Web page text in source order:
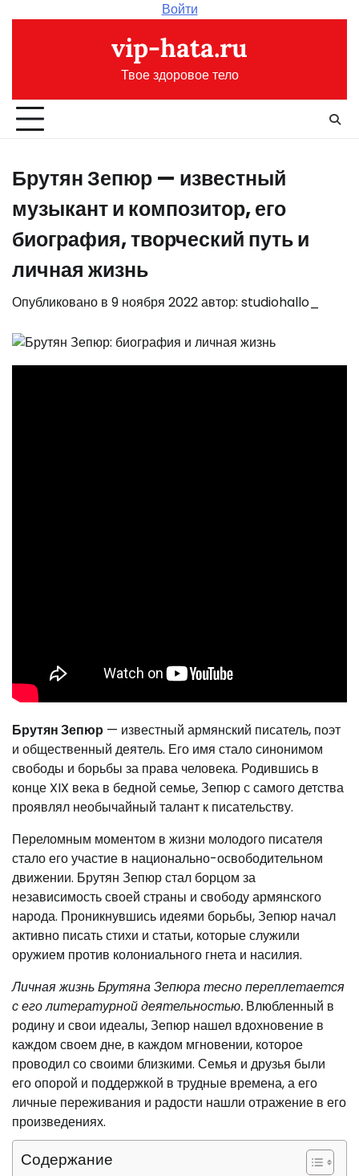
Войти
vip-hata.ru
Твое здоровое тело
Брутян Зепюр — известный
музыкант и композитор, его
биография, творческий путь и
личная жизнь
Опубликовано в 9 ноября 2022автор: studiohallo_
Брутян Зепюр — известный армянский писатель, поэт
и общественный деятель. Его имя стало синонимом
свободы и борьбы за права человека. Родившись в
конце XIX века в бедной семье, Зепюр с самого детства
проявлял необычайный талант к писательству.
Переломным моментом в жизни молодого писателя
стало его участие в национально-освободительном
движении. Брутян Зепюр стал борцом за
независимость своей страны и свободу армянского
народа. Проникнувшись идеями борьбы, Зепюр начал
активно писать стихи и статьи, которые служили
оружием против колониального гнета и насилия.
Личная жизнь Брутяна Зепюра тесно переплетается
с его литературной деятельностью. Влюбленный в
родину и свои идеалы, Зепюр нашел вдохновение в
каждом своем дне, в каждом мгновении, которое
проводил со своими близкими. Семья и друзья были
его опорой и поддержкой в трудные времена, а его
личные переживания и радости нашли отражение в его
произведениях.
Содержание